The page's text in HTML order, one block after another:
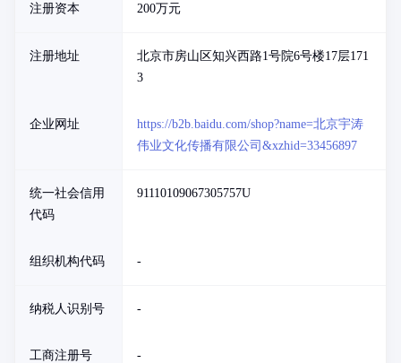
注册资本 200万元
注册地址
北京市房山区知兴西路1号院6号楼17层171
3
企业网址
https://b2b.baidu.com/shop?name=北京宇涛
伟业文化传播有限公司&xzhid=33456897
统一社会信用
代码
91110109067305757U
组织机构代码 -
纳税人识别号 -
工商注册号 -